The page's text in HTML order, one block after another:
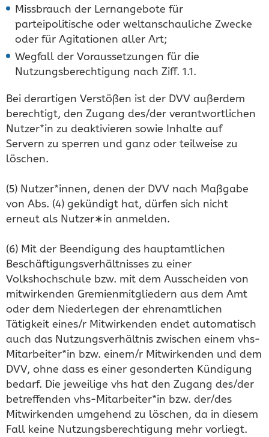
Missbrauch der Lernangebote für
parteipolitische oder weltanschauliche Zwecke
oder für Agitationen aller Art;
Wegfall der Voraussetzungen für die
Nutzungsberechtigung nach Ziff. 1.1.
Bei derartigen Verstößen ist der DVV außerdem
berechtigt, den Zugang des/der verantwortlichen
Nutzer*in zu deaktivieren sowie Inhalte auf
Servern zu sperren und ganz oder teilweise zu
löschen.
(5) Nutzer*innen, denen der DVV nach Maßgabe
von Abs. (4) gekündigt hat, dürfen sich nicht
erneut als Nutzer∗in anmelden.
(6) Mit der Beendigung des hauptamtlichen
Beschäftigungsverhältnisses zu einer
Volkshochschule bzw. mit dem Ausscheiden von
mitwirkenden Gremienmitgliedern aus dem Amt
oder dem Niederlegen der ehrenamtlichen
Tätigkeit eines/r Mitwirkenden endet automatisch
auch das Nutzungsverhältnis zwischen einem vhs-
Mitarbeiter*in bzw. einem/r Mitwirkenden und dem
DVV, ohne dass es einer gesonderten Kündigung
bedarf. Die jeweilige vhs hat den Zugang des/der
betreffenden vhs-Mitarbeiter*in bzw. der/des
Mitwirkenden umgehend zu löschen, da in diesem
Fall keine Nutzungsberechtigung mehr vorliegt.